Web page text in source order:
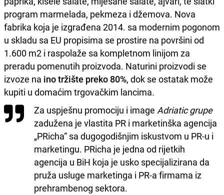
program marmelada, pekmeza i džemova. Nova
fabrika koja je izgrađena 2014. sa modernim pogonom
u skladu sa EU propisima se prostire na površini od
1.600 m2 i raspolaže sa kompletnom linijom za
preradu pomenutih proizvoda. Naturini proizvodi se
izvoze na ino tržište preko 80%, dok se ostatak može
kupiti u domaćim trgovačkim lancima.
Za uspješnu promociju i image Adriatic grupe
zadužena je vlastita PR i marketinška agencija
„PRicha“ sa dugogodišnjim iskustvom u PR-u i
marketingu. PRicha je jedna od rijetkih
agencija u BiH koja je usko specijalizirana da
pruža usluge marketinga i PR-a firmama iz
prehrambenog sektora.